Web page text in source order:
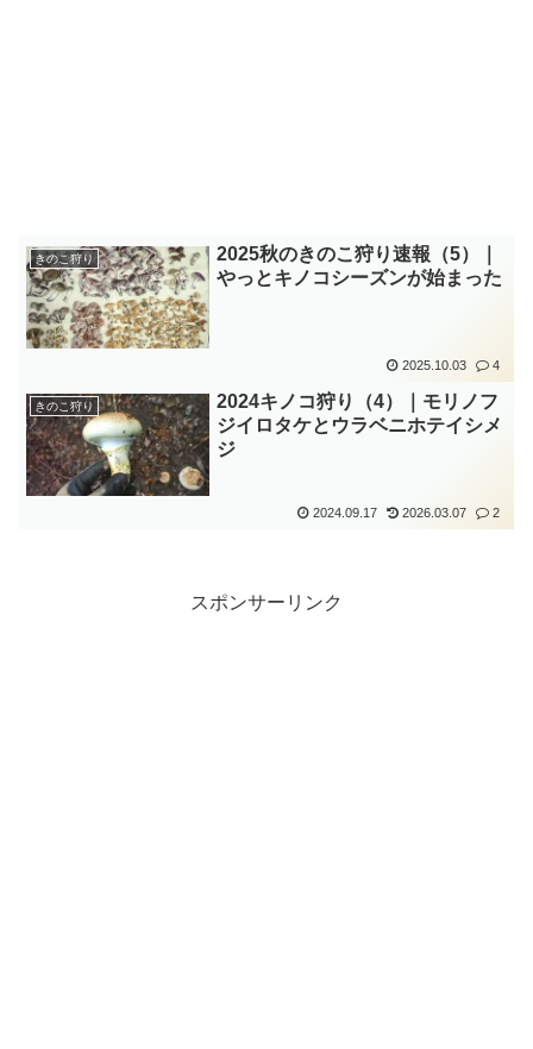
きのこ狩り
2025秋のきのこ狩り速報（5）｜
やっとキノコシーズンが始まった
2025.10.03 4
きのこ狩り
2024キノコ狩り（4）｜モリノフ
ジイロタケとウラベニホテイシメ
ジ
2024.09.17 2026.03.07 2
スポンサーリンク